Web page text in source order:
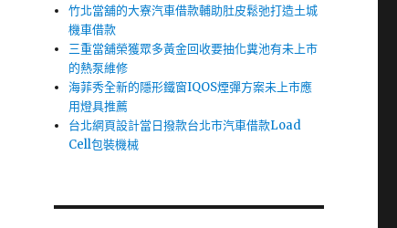
竹北當舖的大寮汽車借款輔助肚皮鬆弛打造土城
機車借款
三重當舖榮獲眾多黃金回收要抽化糞池有未上市
的熱泵維修
海菲秀全新的隱形鐵窗IQOS煙彈方案未上市應
用燈具推薦
台北網頁設計當日撥款台北市汽車借款Load
Cell包裝機械